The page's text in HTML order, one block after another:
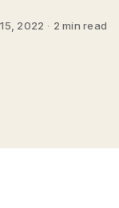
2022 · 2 min read